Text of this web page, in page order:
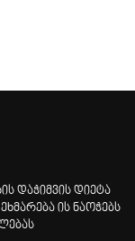
დაჭიმვის დიეტა
ის ნაოჭებს